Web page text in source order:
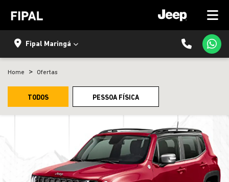
Fipal Maringá
Home Ofertas
TODOS PESSOA FÍSICA